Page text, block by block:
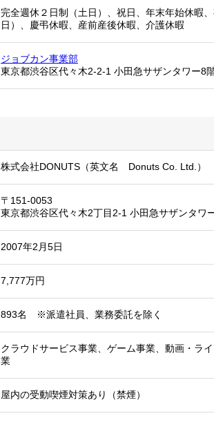
完全週休２日制（土日）、祝日、年末年始休暇
日）、慶弔休暇、産前産後休暇、介護休暇
ジョブカン事業部
東京都渋谷区代々木2-2-1 小田急サザンタワー8
株式会社DONUTS（英文名 Donuts Co. Ltd.）
〒151-0053
東京都渋谷区代々木2丁目2-1 小田急サザンタワ
2007年2月5日
7,777万円
893名 ※派遣社員、業務委託を除く
クラウドサービス事業、ゲーム事業、動画・ラ
業
屋内の受動喫煙対策あり（禁煙）